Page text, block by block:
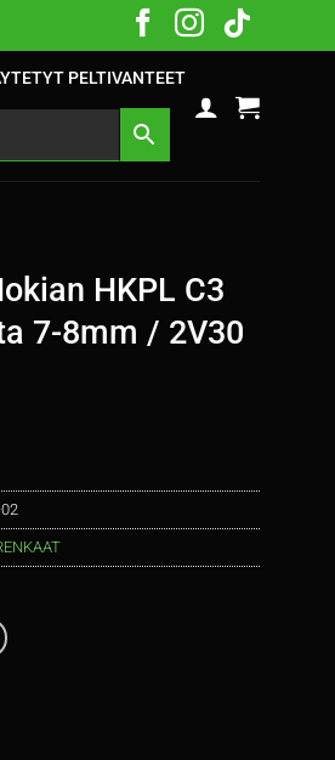
PELTIVANTEET
HKPL C3
7-8mm / 2V30